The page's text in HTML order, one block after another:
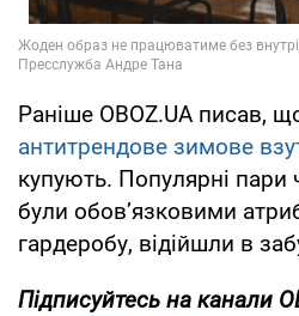
Раніше OBOZ.UA писав,
антитрендове зимове
купують. Популярні пари
були обовʼязковими
гардеробу, відійшли в
Підписуйтесь на канали